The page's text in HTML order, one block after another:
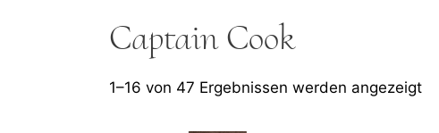
Captain Cook
1–16 von 47 Ergebnissen werden angezeigt